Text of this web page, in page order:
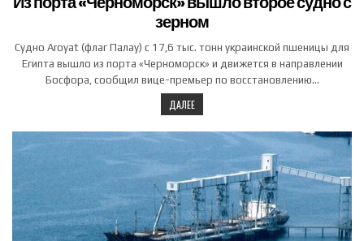
зерном
Судно Aroyat (флаг Палау) с 17,6 тыс. тонн украинской пшеницы для
Египта вышло из порта «Черноморск» и движется в направлении
Босфора, сообщил вице-премьер по восстановлению…
ДАЛЕЕ